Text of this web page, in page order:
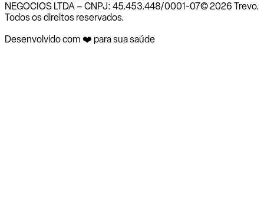
NEGOCIOS LTDA – CNPJ: 45.453.448/0001-07© 2026 Trevo.
Todos os direitos reservados.
Desenvolvido com ❤️ para sua saúde